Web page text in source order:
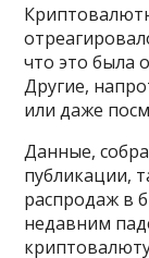
что это была
Другие,
или даже
Данные,
публикации,
распродаж в
недавним